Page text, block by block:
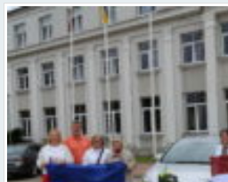
No Valmieras uz Ukrainu ceļā dodas